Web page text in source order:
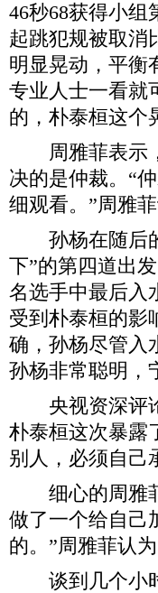
46秒68获得小
起跳犯规被取消
明显晃动，平衡
专业人士一看就
的，朴泰桓这个
周雅菲表示，
决的是仲裁。“
细观看。”周雅
孙杨在随后的
下”的第四道出
名选手中最后入
受到朴泰桓的影
确，孙杨尽管入
孙杨非常聪明，
央视资深评论
朴泰桓这次暴露
别人，必须自己
细心的周雅菲
做了一个给自己
的。”周雅菲认为
谈到几个小时